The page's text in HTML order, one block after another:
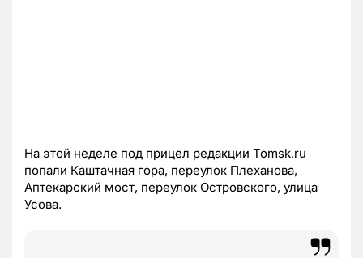
На этой неделе под прицел редакции Tomsk.ru
попали Каштачная гора, переулок Плеханова,
Аптекарский мост, переулок Островского, улица
Усова.